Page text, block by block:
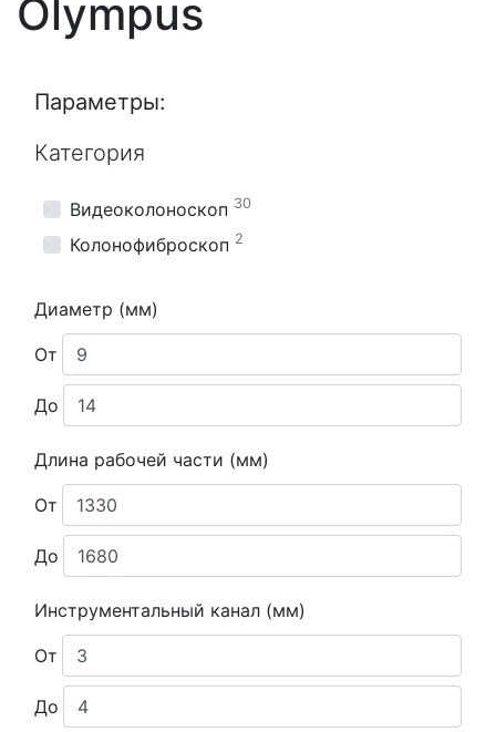
Olympus
Параметры:
Категория
Видеоколоноскоп 30
Колонофиброскоп 2
Диаметр (мм)
От
До
Длина рабочей части (мм)
От
До
Инструментальный канал (мм)
От
До